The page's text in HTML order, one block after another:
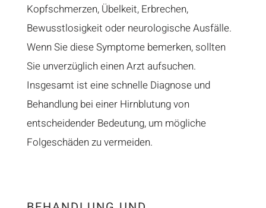
Kopfschmerzen, Übelkeit, Erbrechen,
Bewusstlosigkeit oder neurologische Ausfälle.
Wenn Sie diese Symptome bemerken, sollten
Sie unverzüglich einen Arzt aufsuchen.
Insgesamt ist eine schnelle Diagnose und
Behandlung bei einer Hirnblutung von
entscheidender Bedeutung, um mögliche
Folgeschäden zu vermeiden.